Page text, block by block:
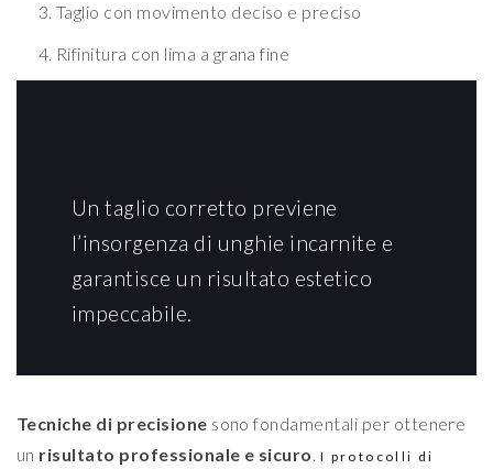
Taglio con movimento deciso e preciso
Rifinitura con lima a grana fine
Un taglio corretto previene
l’insorgenza di unghie incarnite e
garantisce un risultato estetico
impeccabile.
Tecniche di precisione sono fondamentali per ottenere
un risultato professionale e sicuro. I protocolli di